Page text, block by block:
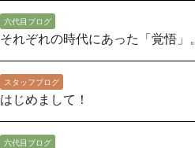
六代目ブログ
それぞれの時代にあった「覚悟」。
スタッフブログ
はじめまして！
六代目ブログ